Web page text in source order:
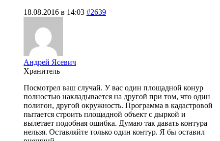
18.08.2016 в 14:03 #2639
Андрей Ясевич
Хранитель
Посмотрел ваш случай. У вас один площадной конур
полностью накладывается на другой при том, что один
полигон, другой окружность. Программа в кадастровой
пытается строить площадной объект с дыркой и
вылетает подобная ошибка. Думаю так давать контура
нельзя. Оставляйте только один контур. Я бы оставил